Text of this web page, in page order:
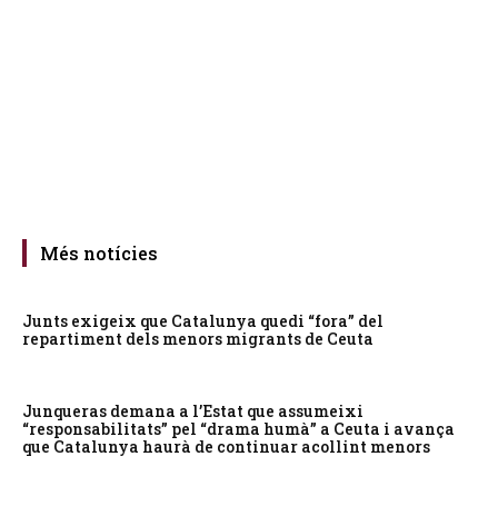
Més notícies
Junts exigeix que Catalunya quedi “fora” del
repartiment dels menors migrants de Ceuta
Junqueras demana a l’Estat que assumeixi
“responsabilitats” pel “drama humà” a Ceuta i avança
que Catalunya haurà de continuar acollint menors